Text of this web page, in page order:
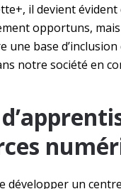
il devient évident
opportuns,
une base d’inclusion
notre société en
développer un